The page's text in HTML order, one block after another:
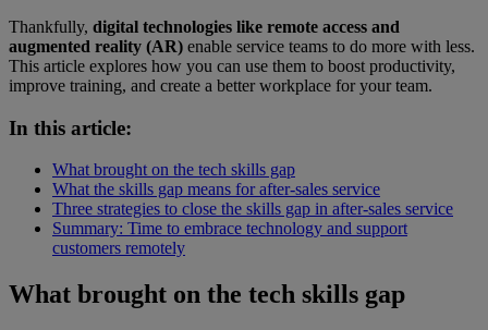
Thankfully, digital technologies like remote access and
augmented reality (AR) enable service teams to do more with less.
This article explores how you can use them to boost productivity,
improve training, and create a better workplace for your team.
In this article:
What brought on the tech skills gap
What the skills gap means for after-sales service
Three strategies to close the skills gap in after-sales service
Summary: Time to embrace technology and support
customers remotely
What brought on the tech skills gap